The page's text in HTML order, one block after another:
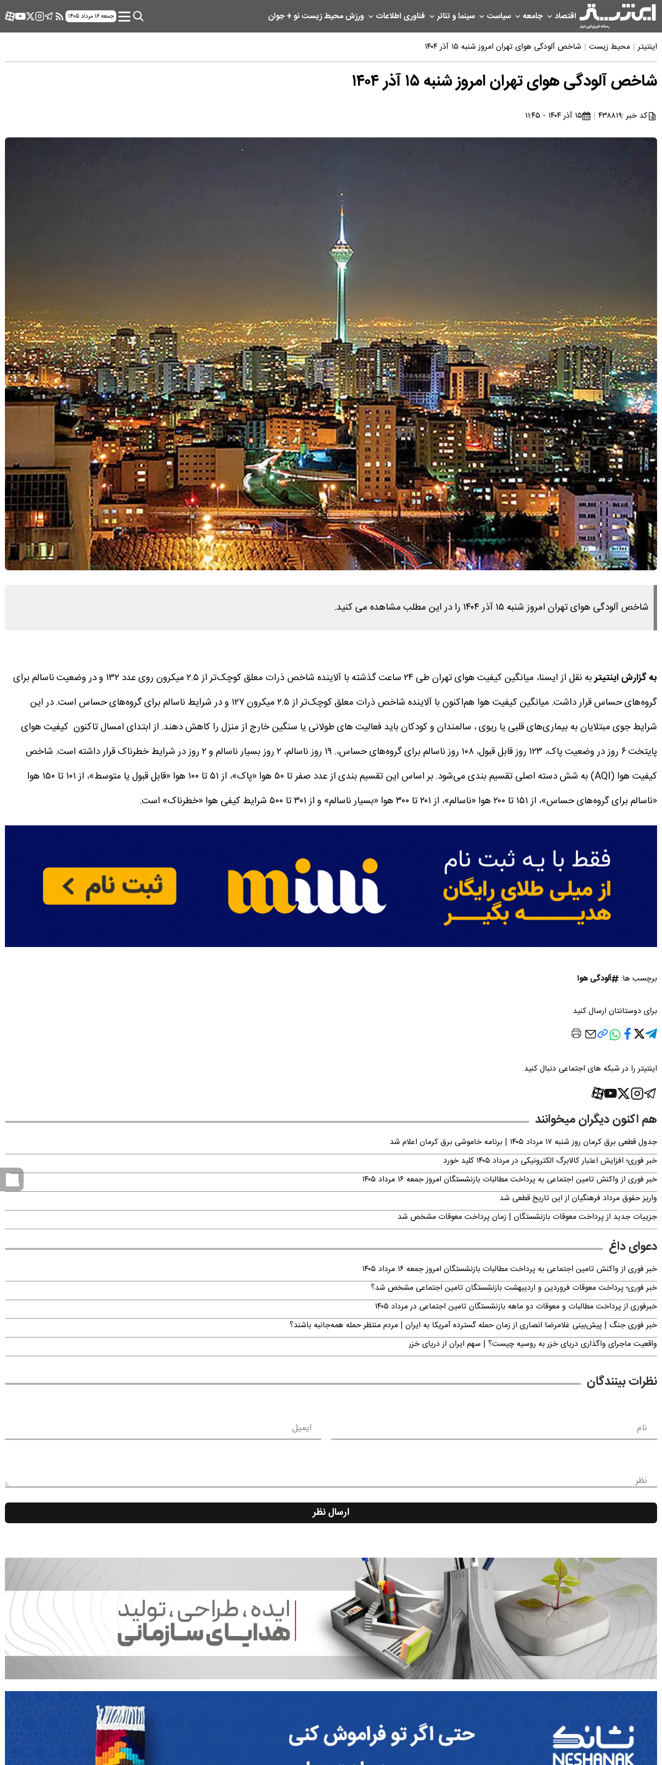
اقتصاد جامعه سیاست سینما و تئاتر فناوری اطلاعات ورزشمحیط زیستنو + جوان جمعه ۱۶ مرداد ۱۴۰۵
اینتیتر محیط زیست شاخص آلودگی هوای تهران امروز شنبه ۱۵ آذر ۱۴۰۴
شاخص آلودگی هوای تهران امروز شنبه ۱۵ آذر ۱۴۰۴
کد خبر :۴۳۸۸۱۹ ۱۵ آذر ۱۴۰۴ - ۱۱:۴۵
شاخص آلودگی هوای تهران امروز شنبه ۱۵ آذر ۱۴۰۴ را در این مطلب مشاهده می کنید.
به گزارش اینتیتر
به نقل از ایسنا، میانگین کیفیت هوای تهران طی ۲۴ ساعت گذشته با آلاینده شاخص ذرات معلق کوچک‌تر از ۲.۵ میکرون روی عدد ۱۳۲ و در وضعیت ناسالم برای
گروه‌های حساس قرار داشت. میانگین کیفیت هوا هم‌اکنون با آلاینده شاخص ذرات معلق کوچک‌تر از ۲.۵ میکرون ۱۲۷ و در شرایط ناسالم برای گروه‌های حساس است.
در این
شرایط جوی مبتلایان به بیماری‌های قلبی یا ریوی ، سالمندان و کودکان باید فعالیت های طولانی یا سنگین خارج از منزل را کاهش دهند. از ابتدای امسال تاکنون کیفیت هوای
پایتخت‌ ۶ روز در وضعیت پاک، ۱۲۳ روز قابل قبول، ۱۰۸ روز ناسالم برای گروه‌های حساس،. ۱۹ روز ناسالم، ۲ روز بسیار ناسالم و ۲ روز در شرایط خطرناک قرار داشته است.
شاخص
کیفیت هوا (AQI) به شش دسته اصلی تقسیم ‌بندی می‌شود. بر اساس این تقسیم ‌بندی از عدد صفر تا ۵۰ هوا «پاک»، از ۵۱ تا ۱۰۰ هوا «قابل قبول یا متوسط»، از ۱۰۱ تا ۱۵۰ هوا
«ناسالم برای گروه‌های حساس»، از ۱۵۱ تا ۲۰۰ هوا «ناسالم»، از ۲۰۱ تا ۳۰۰ هوا «بسیار ناسالم» و از ۳۰۱ تا ۵۰۰ شرایط کیفی هوا «خطرناک» است.
برچسب ها: آلودگی هوا
برای دوستانتان ارسال کنید
اینتیتر را در شبکه های اجتماعی دنبال کنید
هم اکنون دیگران میخوانند
جدول قطعی برق کرمان روز شنبه ۱۷ مرداد ۱۴۰۵ | برنامه خاموشی برق کرمان اعلام شد
خبر فوری؛ افزایش اعتبار کالابرگ الکترونیکی در مرداد ۱۴۰۵ کلید خورد
خبر فوری از واکنش تامین اجتماعی به پرداخت مطالبات بازنشستگان امروز جمعه ۱۶ مرداد ۱۴۰۵
واریز حقوق مرداد فرهنگیان از این تاریخ قطعی شد
جزییات جدید از پرداخت معوقات بازنشستگان | زمان پرداخت معوقات مشخص شد
دعوای داغ
خبر فوری از واکنش تامین اجتماعی به پرداخت مطالبات بازنشستگان امروز جمعه ۱۶ مرداد ۱۴۰۵
خبر فوری؛ پرداخت معوقات فروردین و اردیبهشت بازنشستگان تامین اجتماعی مشخص شد؟
خبرفوری از پرداخت مطالبات و معوقات دو ماهه بازنشستگان تامین اجتماعی در مرداد ۱۴۰۵
خبر فوری جنگ | پیش‌بینی غلامرضا انصاری از زمان حمله گسترده آمریکا به ایران | مردم منتظر حمله همه‌جانبه باشند؟
واقعیت ماجرای واگذاری دریای خزر به روسیه چیست؟ | سهم ایران از دریای خزر
نظرات بینندگان
نام ایمیل
نظر
ارسال نظر